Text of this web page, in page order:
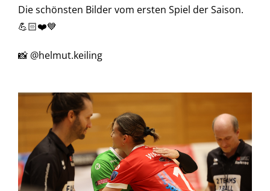
Die schönsten Bilder vom ersten Spiel der Saison.
💪🏻❤️💙
📸 @helmut.keiling